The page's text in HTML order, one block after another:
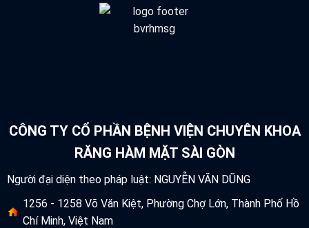
CÔNG TY CỔ PHẦN BỆNH VIỆN CHUYÊN KHOA
RĂNG HÀM MẶT SÀI GÒN
Người đại diện theo pháp luật: NGUYỄN VĂN DŨNG
1256 - 1258 Võ Văn Kiệt, Phường Chợ Lớn, Thành Phố Hồ
Chí Minh, Việt Nam